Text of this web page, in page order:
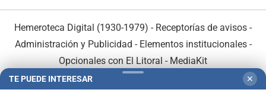
Hemeroteca Digital (1930-1979) - Receptorías de avisos -
Administración y Publicidad - Elementos institucionales-
Opcionales con El Litoral - MediaKit
TE PUEDE INTERESAR ✕